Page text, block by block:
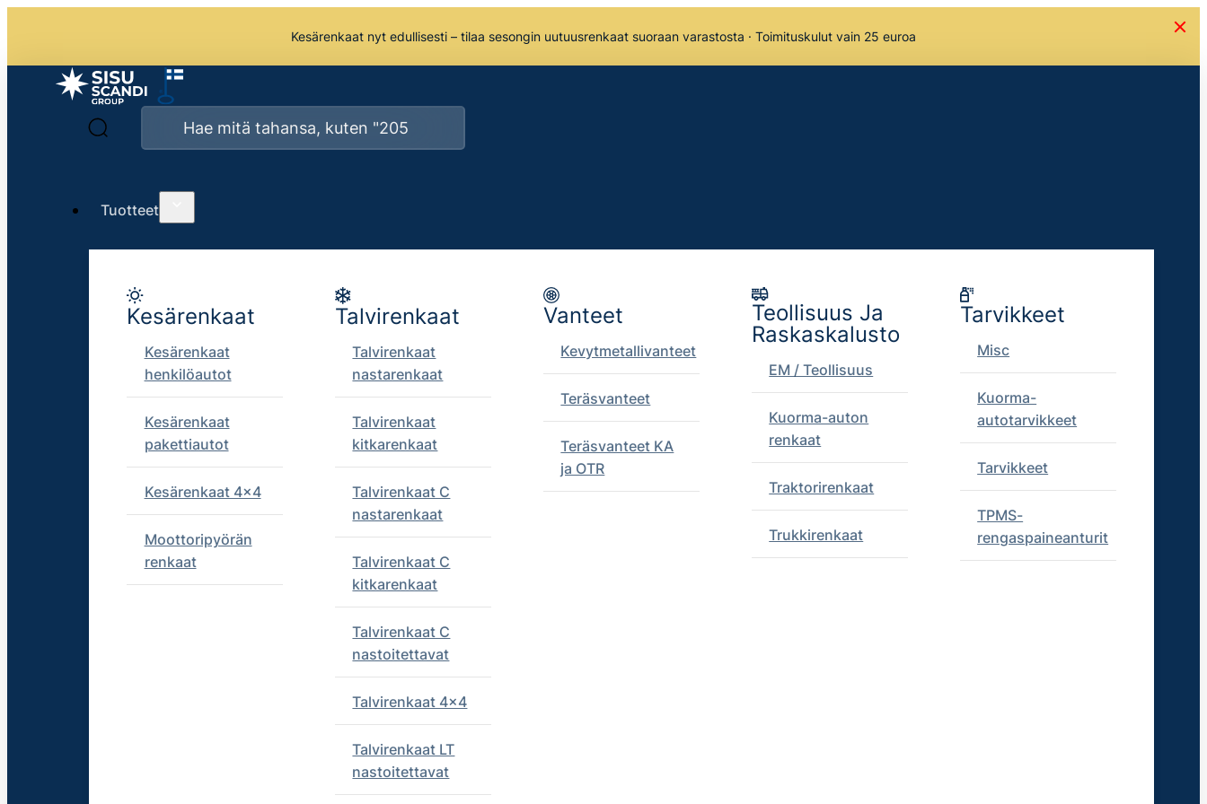
Kesärenkaat nyt edullisesti – tilaa sesongin uutuusrenkaat suoraan varastosta · Toimituskulut vain 25 euroa
Tuotteet
Kesärenkaat
Kesärenkaat
henkilöautot
Kesärenkaat
pakettiautot
Kesärenkaat 4x4
Moottoripyörän
renkaat
Talvirenkaat
Talvirenkaat
nastarenkaat
Talvirenkaat
kitkarenkaat
Talvirenkaat C
nastarenkaat
Talvirenkaat C
kitkarenkaat
Talvirenkaat C
nastoitettavat
Talvirenkaat 4x4
Talvirenkaat LT
nastoitettavat
Vanteet
Kevytmetallivanteet
Teräsvanteet
Teräsvanteet KA
ja OTR
Teollisuus Ja
Raskaskalusto
EM / Teollisuus
Kuorma-auton
renkaat
Traktorirenkaat
Trukkirenkaat
Tarvikkeet
Misc
Kuorma-
autotarvikkeet
Tarvikkeet
TPMS-
rengaspaineanturit